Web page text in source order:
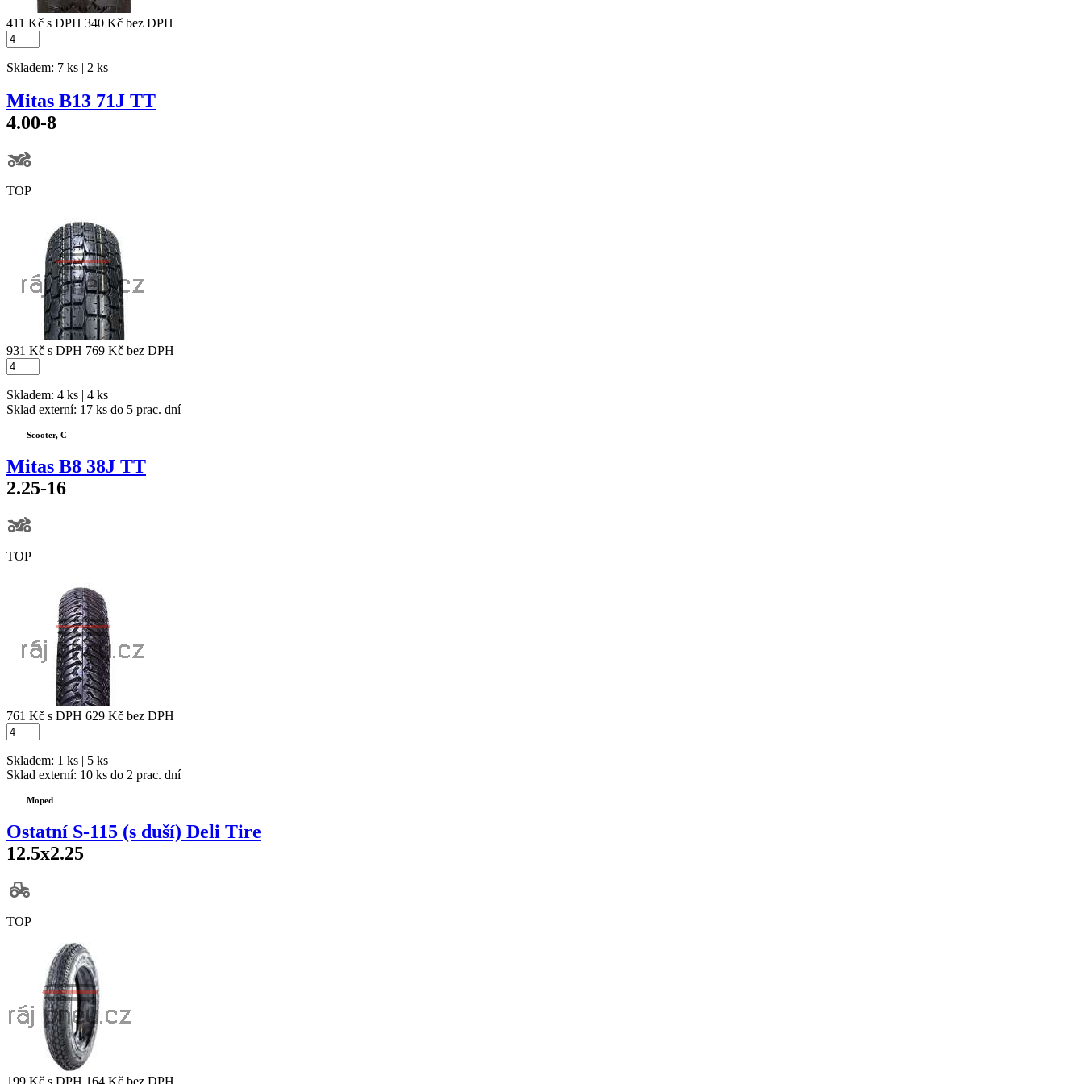
411 Kč s DPH 340 Kč bez DPH
Skladem: 7 ks | 2 ks
Mitas B13 71J TT
4.00-8
TOP
931 Kč s DPH 769 Kč bez DPH
Skladem: 4 ks | 4 ks
Sklad externí: 17 ks do 5 prac. dní
Scooter, C
Mitas B8 38J TT
2.25-16
TOP
761 Kč s DPH 629 Kč bez DPH
Skladem: 1 ks | 5 ks
Sklad externí: 10 ks do 2 prac. dní
Moped
Ostatní S-115 (s duší) Deli Tire
12.5x2.25
TOP
199 Kč s DPH 164 Kč bez DPH